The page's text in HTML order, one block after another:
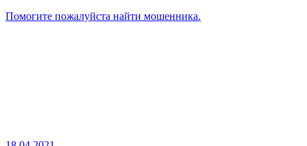
Помогите пожалуйста найти мошенника.